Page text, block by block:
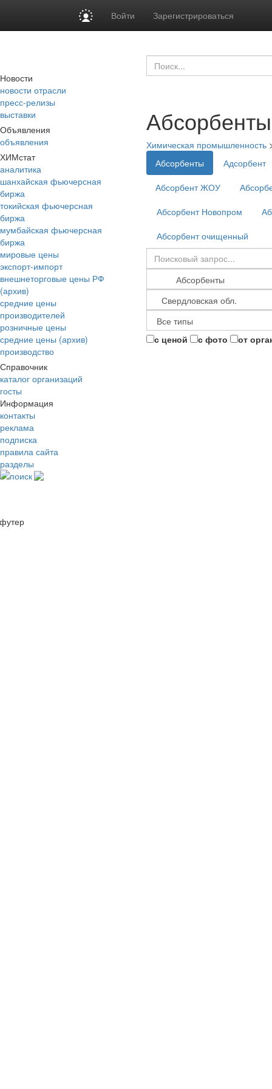
Войти Зарегистрироваться
Новости
новости отрасли
пресс-релизы
выставки
Объявления
объявления
ХИМстат
аналитика
шанхайская фьючерсная
биржа
токийская фьючерсная
биржа
мумбайская фьючерсная
биржа
мировые цены
экспорт-импорт
внешнеторговые цены РФ
(архив)
средние цены
производителей
розничные цены
средние цены (архив)
производство
Справочник
каталог организаций
госты
Информация
контакты
реклама
подписка
правила сайта
разделы
поиск
Абсорбенты
Химическая промышленность
Абсорбенты
Адсорбент
Абсорбент ЖОУ
Абсорбент Новопром
Абсорбент очищенный
с ценой с фото от
футер